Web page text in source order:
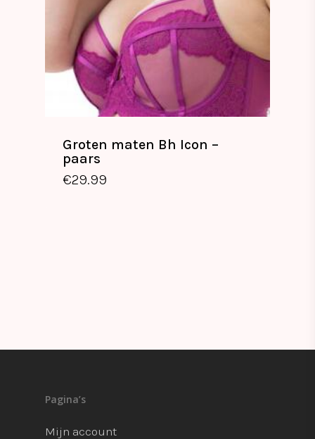
Groten maten Bh Icon –
paars
€29.99
Pagina’s
Mijn account